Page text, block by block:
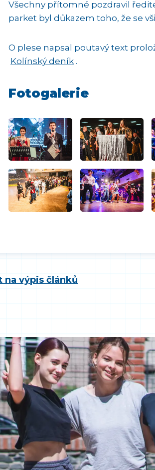
Všechny přítomné pozdravil
parket byl důkazem toho, že se
O plese napsal poutavý text
Kolínský deník .
Fotogalerie
na výpis článků